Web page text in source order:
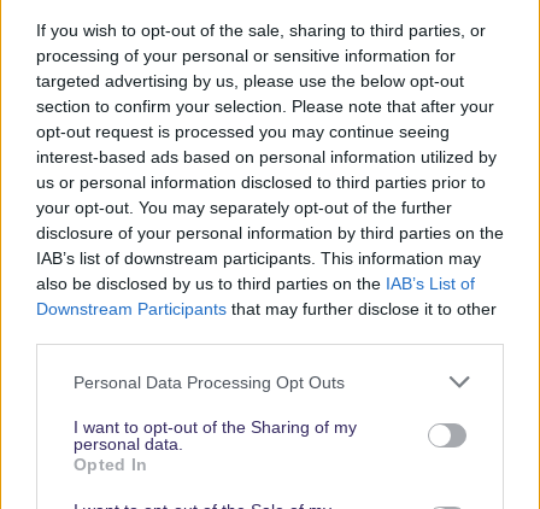
If you wish to opt-out of the sale, sharing to third parties, or
processing of your personal or sensitive information for
targeted advertising by us, please use the below opt-out
section to confirm your selection. Please note that after your
opt-out request is processed you may continue seeing
interest-based ads based on personal information utilized by
us or personal information disclosed to third parties prior to
your opt-out. You may separately opt-out of the further
disclosure of your personal information by third parties on the
IAB’s list of downstream participants. This information may
also be disclosed by us to third parties on the IAB’s List of
Downstream Participants that may further disclose it to other
Personal Data Processing Opt Outs
I want to opt-out of the Sharing of my
personal data.
Opted In
Abonniere jetzt unsere magischen News aus den
Parks
Keine Angebote verpassen
Aktuelle News
Spannende Lesetipps
Gratis und jederzeit kündbar